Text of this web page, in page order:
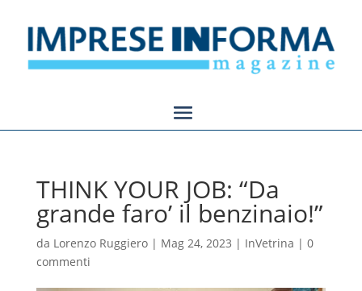
THINK YOUR JOB: “Da
grande faro’ il benzinaio!”
da Lorenzo Ruggiero| Mag 24, 2023 | InVetrina | 0
commenti